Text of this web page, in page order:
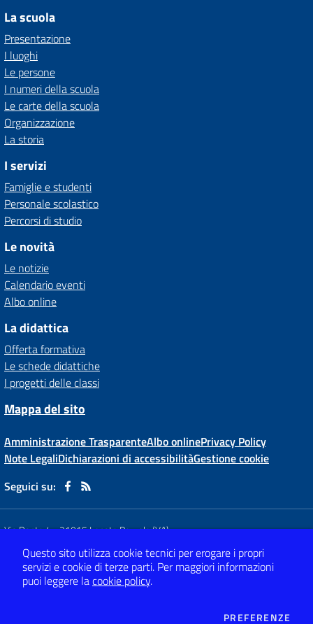
La scuola
Presentazione
I luoghi
Le persone
I numeri della scuola
Le carte della scuola
Organizzazione
La storia
I servizi
Famiglie e studenti
Personale scolastico
Percorsi di studio
Le novità
Le notizie
Calendario eventi
Albo online
La didattica
Offerta formativa
Le schede didattiche
I progetti delle classi
Mappa del sito
Amministrazione TrasparenteAlbo onlinePrivacy Policy
Note LegaliDichiarazioni di accessibilitàGestione cookie
Seguici su:
Via Dante,4-21015 Lonate Pozzolo (VA)
- PEC:vaic80800x@pec.istruzione.it
Codice meccanografico: VAIC80800X - C.F. 82009120120
Designers Italia
Questo sito utilizza cookie tecnici per erogare i propri
servizi e cookie di terze parti. Per maggiori informazioni
puoi leggere lacookie policy.
PREFERENZE